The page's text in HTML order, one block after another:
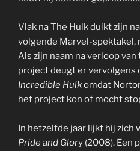
Vlak na The Hulk duikt zijn
volgende Marvel-spektakel,
Als zijn naam na verloop
project deugt er vervolgens
Incredible Hulkomdat
het project kon of mocht
In hetzelfde jaar lijkt hij zich
Pride and Glory (2008). Een